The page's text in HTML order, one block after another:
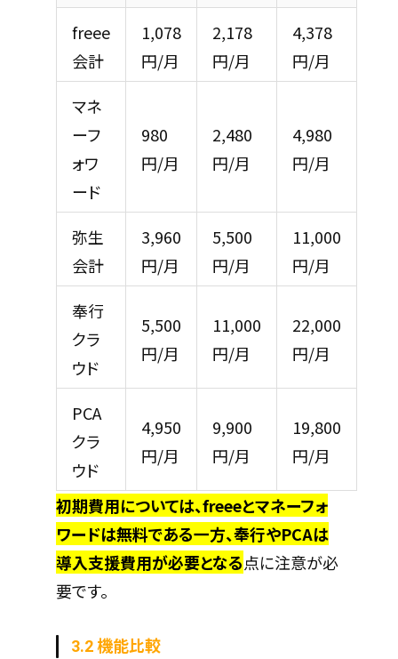
freee
会計
1,078
円/月
2,178
円/月
4,378
円/月
マネ
ーフ
ォワ
ード
980
円/月
2,480
円/月
4,980
円/月
弥生
会計
3,960
円/月
5,500
円/月
11,000
円/月
奉行
クラ
ウド
5,500
円/月
11,000
円/月
22,000
円/月
PCA
クラ
ウド
4,950
円/月
9,900
円/月
19,800
円/月
初期費用については、freeeとマネーフォ
ワードは無料である一方、奉行やPCAは
導入支援費用が必要となる点に注意が必
要です。
3.2 機能比較